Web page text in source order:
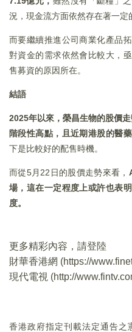
況，現金流方面依然存在著一定
而要繼續推進公司商業化產品
對資金的需求依然會比較大，
售募資的原因所在。
結語
2025年以來，榮昌生物的股價
階段性高點，且近期港股的醫
下是比較好的配售時機。
而從5月22日的股價走勢來看，
場，這在一定程度上或許也表
度。
更多精彩內容，請登陸
財華香港網 (https://
現代電視 (http://
香港政府指定刊載法定通告之